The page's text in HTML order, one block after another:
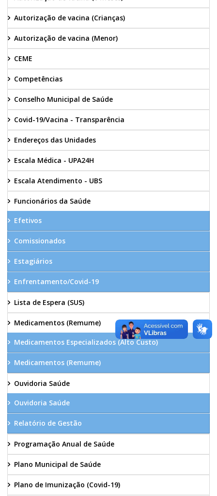
Autorização de vacina (Crianças)
Autorização de vacina (Menor)
CEME
Competências
Conselho Municipal de Saúde
Covid-19/Vacina - Transparência
Endereços das Unidades
Escala Médica - UPA24H
Escala Atendimento - UBS
Funcionários da Saúde
Efetivos
Comissionados
Estagiários
Enfrentamento/Covid-19
Lista de Espera (SUS)
Medicamentos (Remume)
Medicamentos Especializados (Alto Custo)
Medicamentos (Remume)
Ouvidoria Saúde
Ouvidoria Saúde
Relatório de Gestão
Programação Anual de Saúde
Plano Municipal de Saúde
Plano de Imunização (Covid-19)